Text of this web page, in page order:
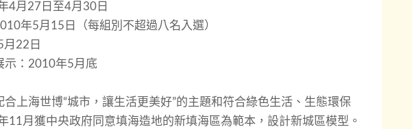
4月27日至4月30日
年5月15日（每組別不超過八名入選）
22日
示：2010年5月底
上海世博“城市，讓生活更美好”的主題和符合綠色生活、生態環保
11月獲中央政府同意填海造地的新填海區為範本，設計新城區模型。